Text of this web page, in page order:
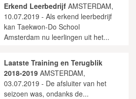
Erkend Leerbedrijf AMSTERDAM,
10.07.2019 - Als erkend leerbedrijf
kan Taekwon-Do School
Amsterdam nu leerlingen uit het...
Laatste Training en Terugblik
2018-2019 AMSTERDAM,
03.07.2019 - De afsluiter van het
seizoen was, ondanks de...